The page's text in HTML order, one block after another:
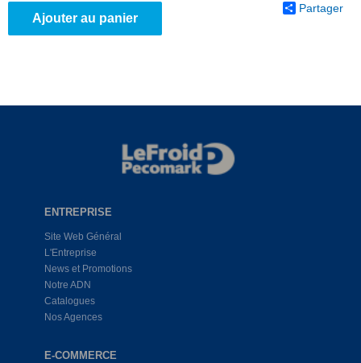
Ajouter au panier
Partager
ENTREPRISE
Site Web Général
L'Entreprise
News et Promotions
Notre ADN
Catalogues
Nos Agences
E-COMMERCE